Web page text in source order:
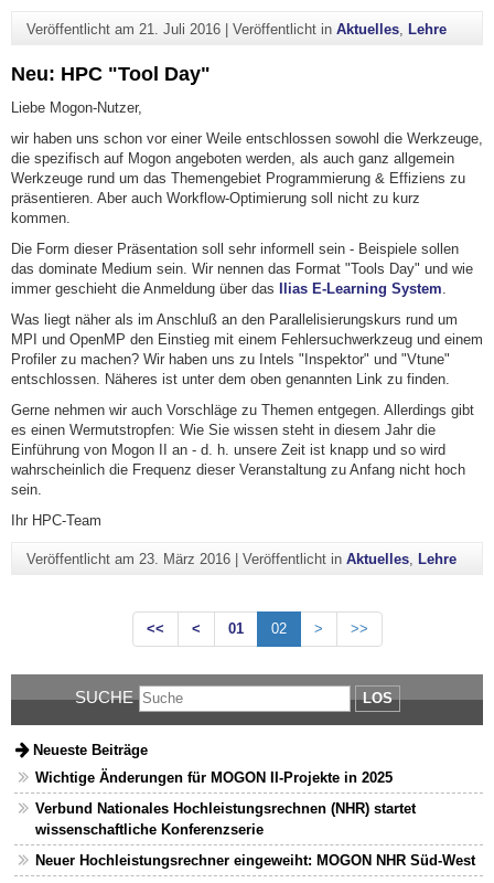
Veröffentlicht am 21. Juli 2016| Veröffentlicht in Aktuelles, Lehre
Neu: HPC "Tool Day"
Liebe Mogon-Nutzer,
wir haben uns schon vor einer Weile entschlossen sowohl die Werkzeuge,
die spezifisch auf Mogon angeboten werden, als auch ganz allgemein
Werkzeuge rund um das Themengebiet Programmierung & Effiziens zu
präsentieren. Aber auch Workflow-Optimierung soll nicht zu kurz
kommen.
Die Form dieser Präsentation soll sehr informell sein - Beispiele sollen
das dominate Medium sein. Wir nennen das Format "Tools Day" und wie
immer geschieht die Anmeldung über das Ilias E-Learning System
Was liegt näher als im Anschluß an den Parallelisierungskurs rund um
MPI und OpenMP den Einstieg mit einem Fehlersuchwerkzeug und einem
Profiler zu machen? Wir haben uns zu Intels "Inspektor" und "Vtune"
entschlossen. Näheres ist unter dem oben genannten Link zu finden.
Gerne nehmen wir auch Vorschläge zu Themen entgegen. Allerdings gibt
es einen Wermutstropfen: Wie Sie wissen steht in diesem Jahr die
Einführung von Mogon II an - d. h. unsere Zeit ist knapp und so wird
wahrscheinlich die Frequenz dieser Veranstaltung zu Anfang nicht hoch
sein.
Ihr HPC-Team
Veröffentlicht am 23. März 2016| Veröffentlicht in Aktuelles, Lehre
<< < 01 02 > >>
SUCHE LOS
Neueste Beiträge
Wichtige Änderungen für MOGON II-Projekte in 2025
Verbund Nationales Hochleistungsrechnen (NHR) startet
wissenschaftliche Konferenzserie
Neuer Hochleistungsrechner eingeweiht: MOGON NHR Süd-West